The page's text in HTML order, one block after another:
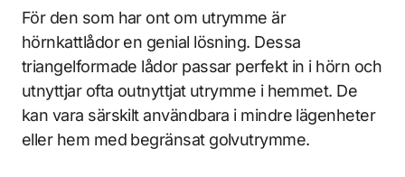
För den som har ont om utrymme är
hörnkattlådor en genial lösning. Dessa
triangelformade lådor passar perfekt in i hörn och
utnyttjar ofta outnyttjat utrymme i hemmet. De
kan vara särskilt användbara i mindre lägenheter
eller hem med begränsat golvutrymme.